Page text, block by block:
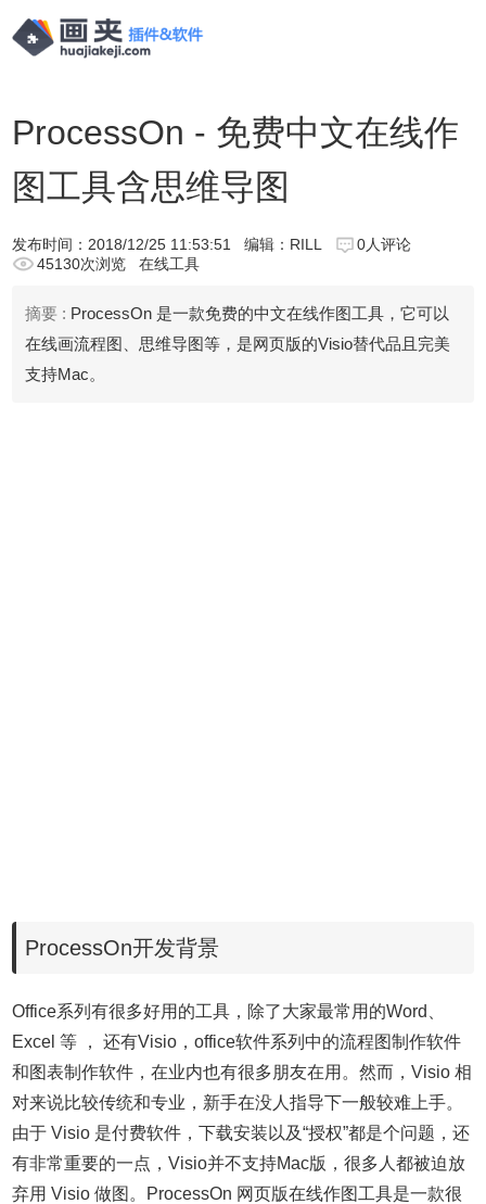
ProcessOn - 免费中文在线作
图工具含思维导图
发布时间： 2018/12/25 11:53:51 编辑：RILL
0人评论
45130次浏览
在线工具
摘要 : ProcessOn 是一款免费的中文在线作图工具，它可以
在线画流程图、思维导图等，是网页版的Visio替代品且完美
支持Mac。
ProcessOn开发背景
Office系列有很多好用的工具，除了大家最常用的Word、
Excel 等 ， 还有Visio，office软件系列中的流程图制作软件
和图表制作软件，在业内也有很多朋友在用。然而，Visio 相
对来说比较传统和专业，新手在没人指导下一般较难上手。
由于 Visio 是付费软件，下载安装以及“授权”都是个问题，还
有非常重要的一点，Visio并不支持Mac版，很多人都被迫放
弃用 Visio 做图。ProcessOn 网页版在线作图工具是一款很